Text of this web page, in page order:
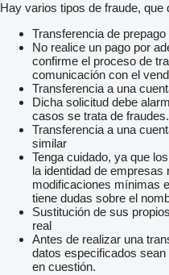
Hay varios tipos de fraude, que
Transferencia de prepago
No realice un pago por
confirme el proceso de
comunicación con el
Transferencia a una
Dicha solicitud debe
casos se trata de fraudes.
Transferencia a una
similar
Tenga cuidado, ya que
la identidad de
modificaciones mínimas
tiene dudas sobre el
Sustitución de sus
real
Antes de realizar una
datos especificados
en cuestión.